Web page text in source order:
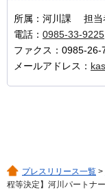
所属：河川課 担当
電話： 0985-33-9225
ファクス：0985-26-
メールアドレス：
プレスリリース一覧 >
程等決定】河川パートナ